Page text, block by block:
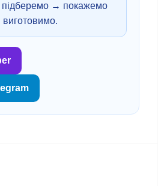
→ покажемо